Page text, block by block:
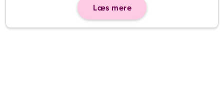
Læs mere